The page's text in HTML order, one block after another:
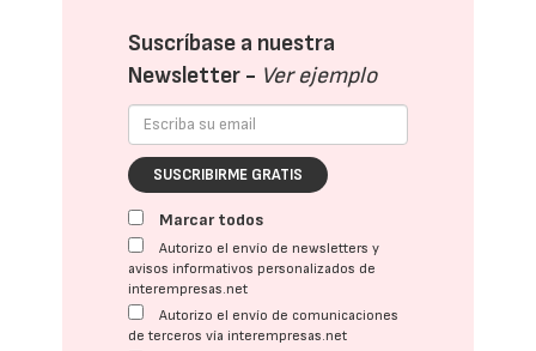
Suscríbase a nuestra
Newsletter - Ver ejemplo
SUSCRIBIRME GRATIS
Marcar todos
Autorizo el envío de newsletters y
avisos informativos personalizados de
interempresas.net
Autorizo el envío de comunicaciones
de terceros vía interempresas.net